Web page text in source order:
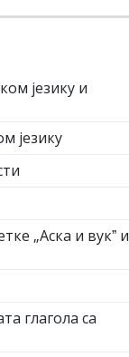
језику и
језику
„Аска и вукˮ и
глагола са